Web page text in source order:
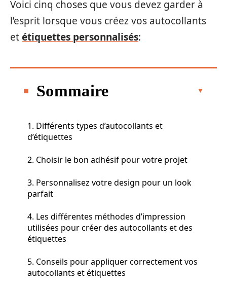
Voici cinq choses que vous devez garder à
l’esprit lorsque vous créez vos autocollants
etétiquettes personnalisés:
Sommaire
1. Différents types d’autocollants et
d’étiquettes
2. Choisir le bon adhésif pour votre projet
3. Personnalisez votre design pour un look
parfait
4. Les différentes méthodes d’impression
utilisées pour créer des autocollants et des
étiquettes
5. Conseils pour appliquer correctement vos
autocollants et étiquettes